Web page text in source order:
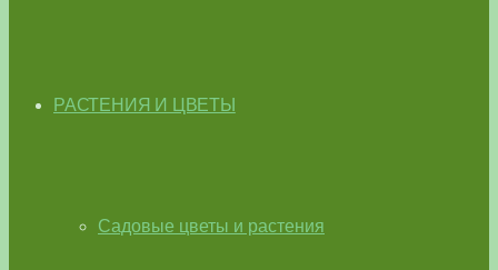
РАСТЕНИЯ И ЦВЕТЫ
Садовые цветы и растения